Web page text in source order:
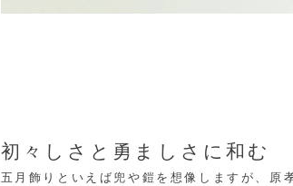
初々しさと勇ましさに和む
五月飾りといえば兜や鎧を想像しますが、原